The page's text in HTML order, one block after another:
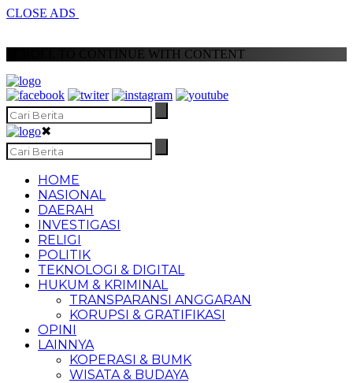
CLOSE ADS
SCROLL TO CONTINUE WITH CONTENT
✖
HOME
NASIONAL
DAERAH
INVESTIGASI
RELIGI
POLITIK
TEKNOLOGI & DIGITAL
HUKUM & KRIMINAL
TRANSPARANSI ANGGARAN
KORUPSI & GRATIFIKASI
OPINI
LAINNYA
KOPERASI & BUMK
WISATA & BUDAYA